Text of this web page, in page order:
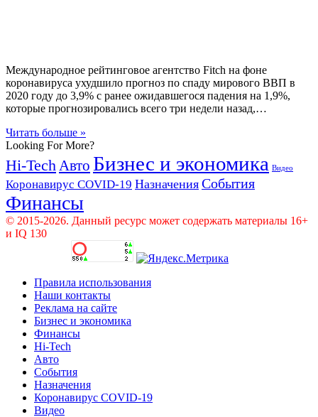
Международное рейтинговое агентство Fitch на фоне
коронавируса ухудшило прогноз по спаду мирового ВВП в
2020 году до 3,9% с ранее ожидавшегося падения на 1,9%,
которые прогнозировались всего три недели назад,…
Читать больше »
Looking For More?
Hi-TechАвто Бизнес и экономика Видео
Коронавирус COVID-19 Назначения События
Финансы
© 2015-2026. Данный ресурс может содержать материалы 16+
и IQ 130
Правила использования
Наши контакты
Реклама на сайте
Бизнес и экономика
Финансы
Hi-Tech
Авто
События
Назначения
Коронавирус COVID-19
Видео